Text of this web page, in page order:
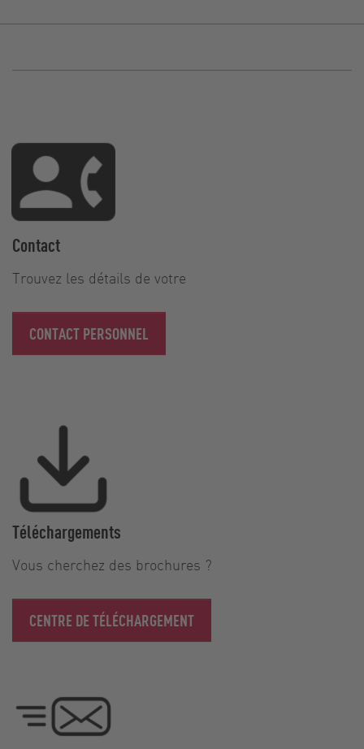
Contact
Trouvez les détails de votre
CONTACT PERSONNEL
Téléchargements
Vous cherchez des brochures ?
CENTRE DE TÉLÉCHARGEMENT